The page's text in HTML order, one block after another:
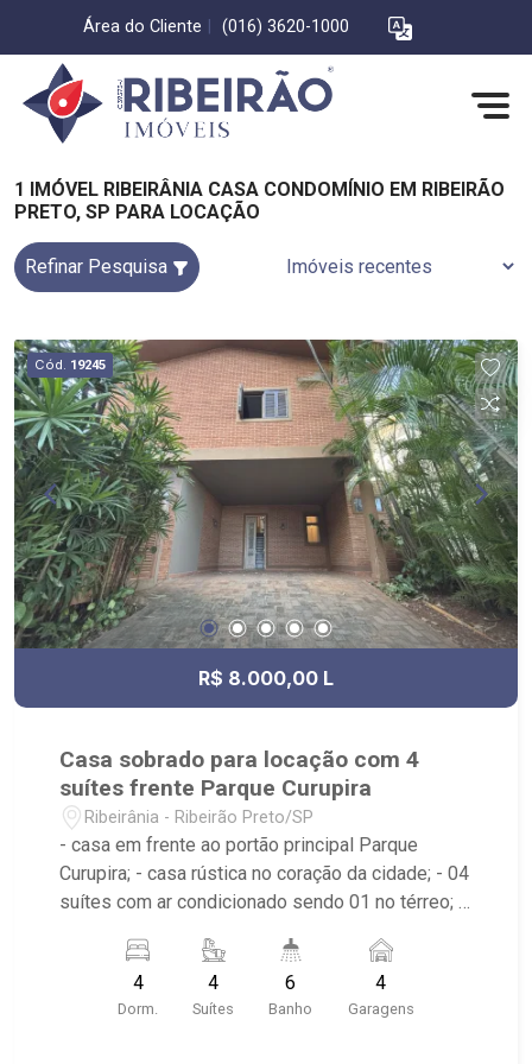
Área do Cliente (016) 3620-1000
1 IMÓVEL RIBEIRÂNIA CASA CONDOMÍNIO EM RIBEIRÃO
PRETO, SP PARA LOCAÇÃO
Refinar Pesquisa
Cód. 19245
R$ 8.000,00 L
Casa sobrado para locação com 4
suítes frente Parque Curupira
Ribeirânia - Ribeirão Preto/SP
- casa em frente ao portão principal Parque
Curupira; - casa rústica no coração da cidade; - 04
suítes com ar condicionado sendo 01 no térreo; -
escritório no térreo; - sala para 02 ambientes; -
cozinha tradicional planejada; - varanda gourmet
com churrasqueira; - quintal e paisagismo; - área
4
Dorm.
4
Suítes
6
Banho
4
Garagens